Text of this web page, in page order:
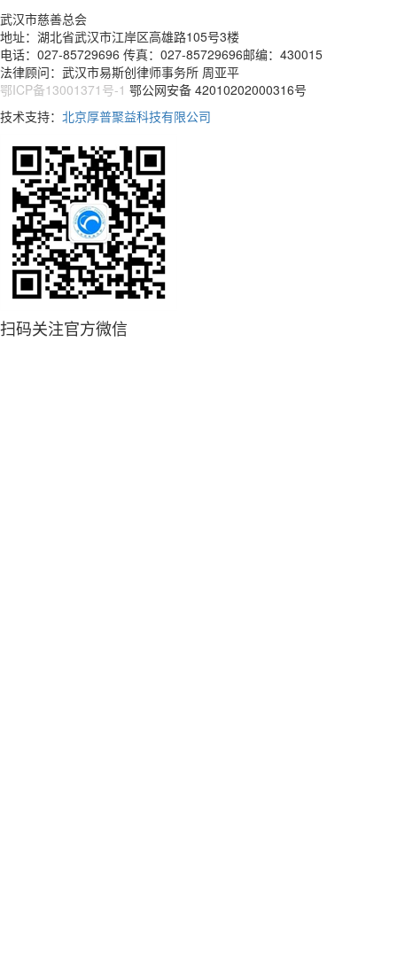
武汉市慈善总会
地址：湖北省武汉市江岸区高雄路105号3楼
电话：027-85729696 传真：027-85729696邮编：430015
法律顾问：武汉市易斯创律师事务所 周亚平
鄂ICP备13001371号-1 鄂公网安备 42010202000316号
技术支持： 北京厚普聚益科技有限公司
扫码关注官方微信